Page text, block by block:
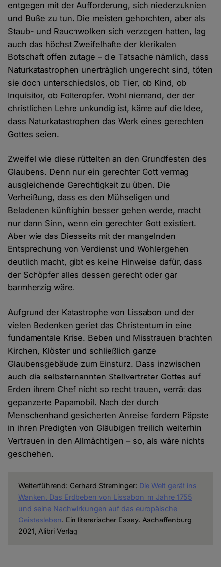
entgegen mit der Aufforderung, sich niederzuknien
und Buße zu tun. Die meisten gehorchten, aber als
Staub- und Rauchwolken sich verzogen hatten, lag
auch das höchst Zweifelhafte der klerikalen
Botschaft offen zutage – die Tatsache nämlich, dass
Naturkatastrophen unerträglich ungerecht sind, töten
sie doch unterschiedslos, ob Tier, ob Kind, ob
Inquisitor, ob Folteropfer. Wohl niemand, der der
christlichen Lehre unkundig ist, käme auf die Idee,
dass Naturkatastrophen das Werk eines gerechten
Gottes seien.
Zweifel wie diese rüttelten an den Grundfesten des
Glaubens. Denn nur ein gerechter Gott vermag
ausgleichende Gerechtigkeit zu üben. Die
Verheißung, dass es den Mühseligen und
Beladenen künftighin besser gehen werde, macht
nur dann Sinn, wenn ein gerechter Gott existiert.
Aber wie das Diesseits mit der mangelnden
Entsprechung von Verdienst und Wohlergehen
deutlich macht, gibt es keine Hinweise dafür, dass
der Schöpfer alles dessen gerecht oder gar
barmherzig wäre.
Aufgrund der Katastrophe von Lissabon und der
vielen Bedenken geriet das Christentum in eine
fundamentale Krise. Beben und Misstrauen brachten
Kirchen, Klöster und schließlich ganze
Glaubensgebäude zum Einsturz. Dass inzwischen
auch die selbsternannten Stellvertreter Gottes auf
Erden ihrem Chef nicht so recht trauen, verrät das
gepanzerte Papamobil. Nach der durch
Menschenhand gesicherten Anreise fordern Päpste
in ihren Predigten von Gläubigen freilich weiterhin
Vertrauen in den Allmächtigen – so, als wäre nichts
geschehen.
Weiterführend: Gerhard Streminger: Die Welt gerät ins
Wanken. Das Erdbeben von Lissabon im Jahre 1755
und seine Nachwirkungen auf das europäische
Geistesleben. Ein literarischer Essay. Aschaffenburg
2021, Alibri Verlag